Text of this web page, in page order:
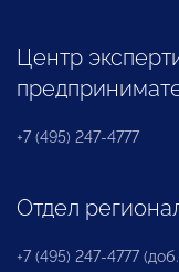
Центр
+7 (495) 247-4777
Отдел
+7 (495) 247-4777 (доб.